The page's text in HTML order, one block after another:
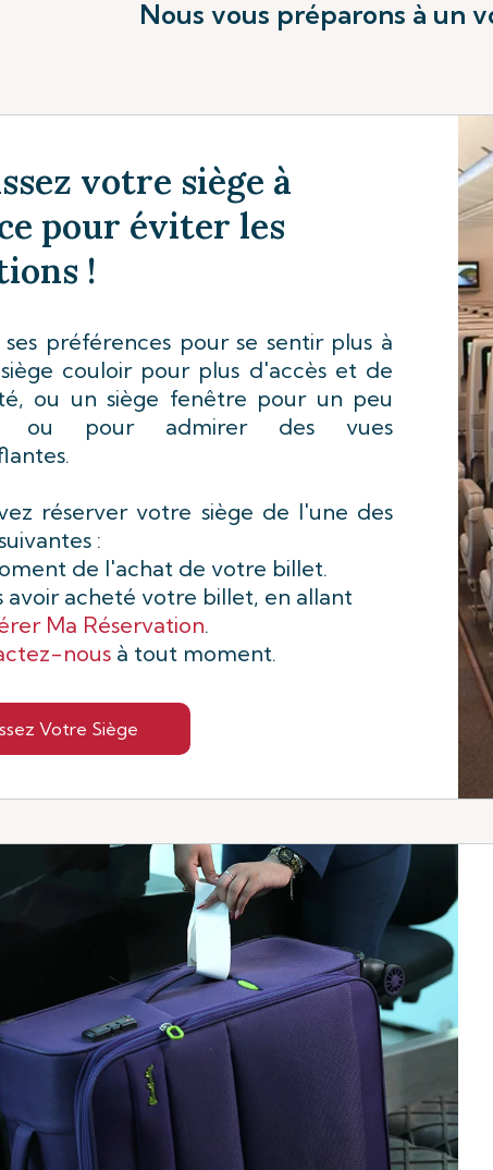
Nous vous préparons à un
votre siège à
pour éviter les
!
préférences pour se sentir plus à
couloir pour plus d'accès et de
ou un siège fenêtre pour un peu
ou pour admirer des vues
réserver votre siège de l'une des
:
de l'achat de votre billet.
avoir acheté votre billet, en allant
Ma Réservation.
nous à tout moment.
Votre Siège